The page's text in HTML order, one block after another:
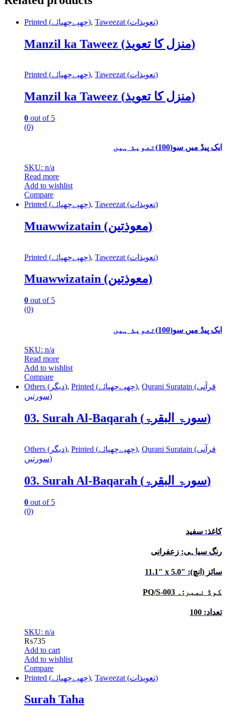
Printed (چھپےچھپائے), Taweezat (تعویذات)
Manzil ka Taweez (منزل کا تعویذ)
Printed (چھپےچھپائے), Taweezat (تعویذات)
Manzil ka Taweez (منزل کا تعویذ)
0 out of 5
(0)
ایک پیڈ میں سو(100)تعویذ ہیں
SKU: n/a
Read more
Add to wishlist
Compare
Printed (چھپےچھپائے), Taweezat (تعویذات)
Muawwizatain (معوذتین)
Printed (چھپےچھپائے), Taweezat (تعویذات)
Muawwizatain (معوذتین)
0 out of 5
(0)
ایک پیڈ میں سو(100)تعویذ ہیں
SKU: n/a
Read more
Add to wishlist
Compare
Others (دیگر), Printed (چھپےچھپائے), Qurani Suratain (قرآنی
سورتیں)
03. Surah Al-Baqarah (سورۃ البقرۃ)
Others (دیگر), Printed (چھپےچھپائے), Qurani Suratain (قرآنی
سورتیں)
03. Surah Al-Baqarah (سورۃ البقرۃ)
0 out of 5
(0)
کاغذ: سفید
رنگ سیاہی: زعفرانی
11.1″ x 5.0″ :سائز (انچ)
PQ/S-003 کوڈ نمبر:۔
تعداد: 100
SKU: n/a
₨735
Add to cart
Add to wishlist
Compare
Printed (چھپےچھپائے), Taweezat (تعویذات)
Surah Taha